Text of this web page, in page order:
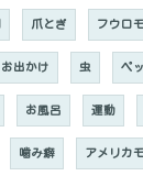
爪とぎ フウロ
お出かけ 虫 ペ
お風呂 運動
噛み癖 アメリカ